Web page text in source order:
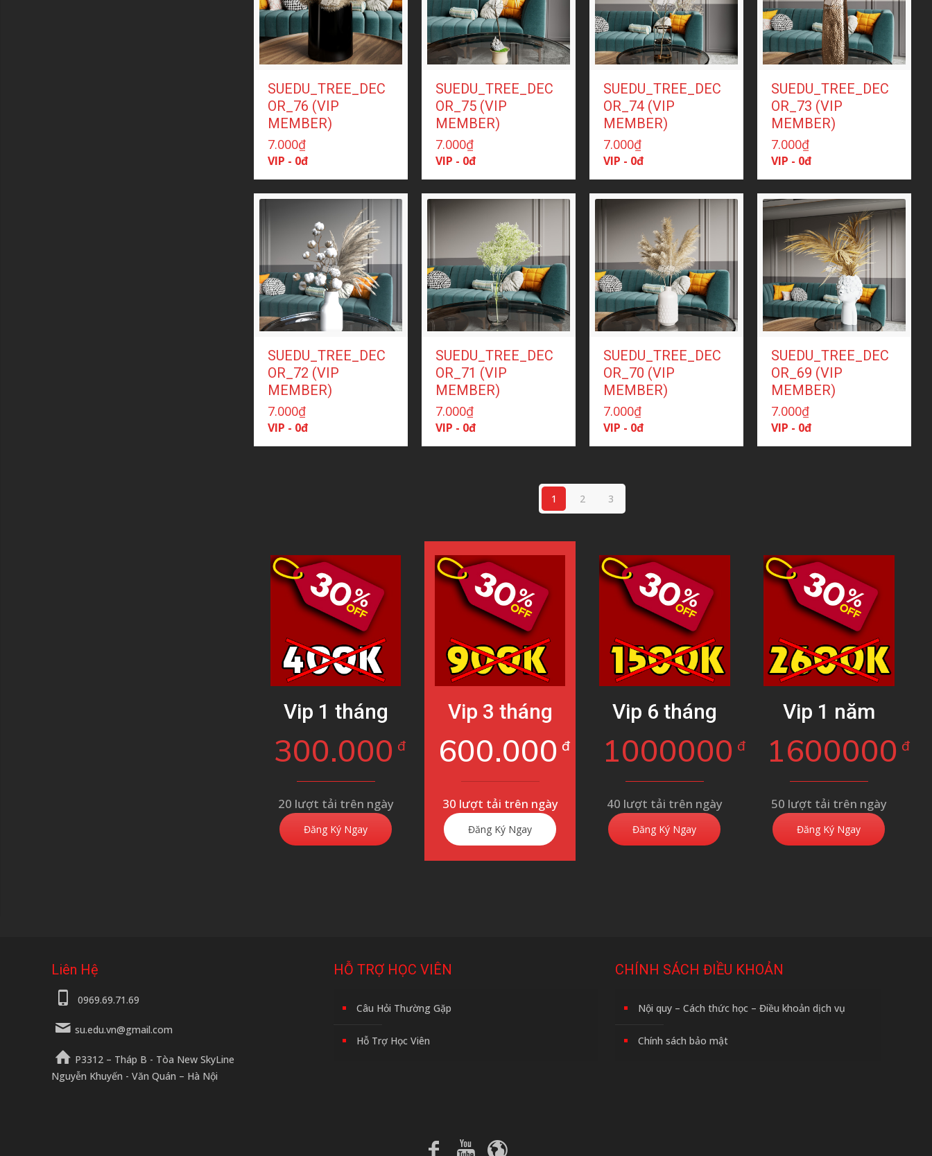
SUEDU_TREE_DEC
OR_76 (VIP
MEMBER)
7.000₫
VIP - 0đ
SUEDU_TREE_DEC
OR_75 (VIP
MEMBER)
7.000₫
VIP - 0đ
SUEDU_TREE_DEC
OR_74 (VIP
MEMBER)
7.000₫
VIP - 0đ
SUEDU_TREE_DEC
OR_73 (VIP
MEMBER)
7.000₫
VIP - 0đ
SUEDU_TREE_DEC
OR_72 (VIP
MEMBER)
7.000₫
VIP - 0đ
SUEDU_TREE_DEC
OR_71 (VIP
MEMBER)
7.000₫
VIP - 0đ
SUEDU_TREE_DEC
OR_70 (VIP
MEMBER)
7.000₫
VIP - 0đ
SUEDU_TREE_DEC
OR_69 (VIP
MEMBER)
7.000₫
VIP - 0đ
1 2 3
Vip 1 tháng
300.000 đ
20 lượt tải trên ngày
Đăng Ký Ngay
Vip 3 tháng
600.000 đ
30 lượt tải trên ngày
Đăng Ký Ngay
Vip 6 tháng
1000000 đ
40 lượt tải trên ngày
Đăng Ký Ngay
Vip 1 năm
1600000 đ
50 lượt tải trên ngày
Đăng Ký Ngay
Liên Hệ
0969.69.71.69
su.edu.vn@gmail.com
P3312 – Tháp B - Tòa New SkyLine
Nguyễn Khuyến - Văn Quán – Hà Nội
HỖ TRỢ HỌC VIÊN
Câu Hỏi Thường Gặp
Hỗ Trợ Học Viên
CHÍNH SÁCH ĐIỀU KHOẢN
Nội quy – Cách thức học – Điều khoản dịch vụ
Chính sách bảo mật